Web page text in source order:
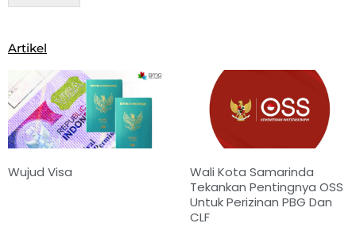
Artikel
Wujud Visa
Wali Kota Samarinda
Tekankan Pentingnya OSS
Untuk Perizinan PBG Dan
CLF